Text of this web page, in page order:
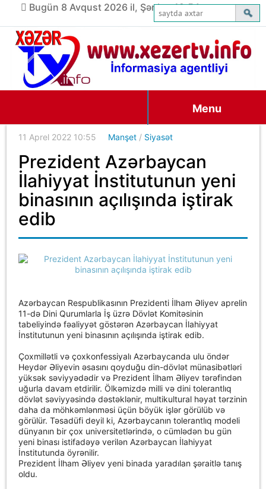
Bugün 8 Avqust 2026 il, Şənbə, 12:54
Menu
11 Aprel 2022 10:55 Manşet / Siyasət
Prezident Azərbaycan
İlahiyyat İnstitutunun yeni
binasının açılışında iştirak
edib
Azərbaycan Respublikasının Prezidenti İlham Əliyev aprelin
11-də Dini Qurumlarla İş üzrə Dövlət Komitəsinin
tabeliyində fəaliyyət göstərən Azərbaycan İlahiyyat
İnstitutunun yeni binasının açılışında iştirak edib.
Çoxmillətli və çoxkonfessiyalı Azərbaycanda ulu öndər
Heydər Əliyevin əsasını qoyduğu din-dövlət münasibətləri
yüksək səviyyədədir və Prezident İlham Əliyev tərəfindən
uğurla davam etdirilir. Ölkəmizdə milli və dini tolerantlıq
dövlət səviyyəsində dəstəklənir, multikultural həyat tərzinin
daha da möhkəmlənməsi üçün böyük işlər görülüb və
görülür. Təsadüfi deyil ki, Azərbaycanın tolerantlıq modeli
dünyanın bir çox universitetlərində, o cümlədən bu gün
yeni binası istifadəyə verilən Azərbaycan İlahiyyat
İnstitutunda öyrənilir.
Prezident İlham Əliyev yeni binada yaradılan şəraitlə tanış
oldu.